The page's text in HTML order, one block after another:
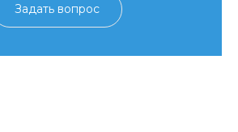
Задать вопрос